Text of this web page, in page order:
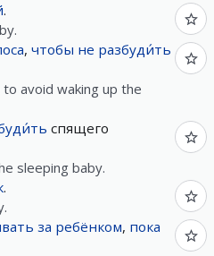
.
, чтобы не разбуди́ть
avoid waking up the
спящего
sleeping baby.
.
за ребёнком, пока